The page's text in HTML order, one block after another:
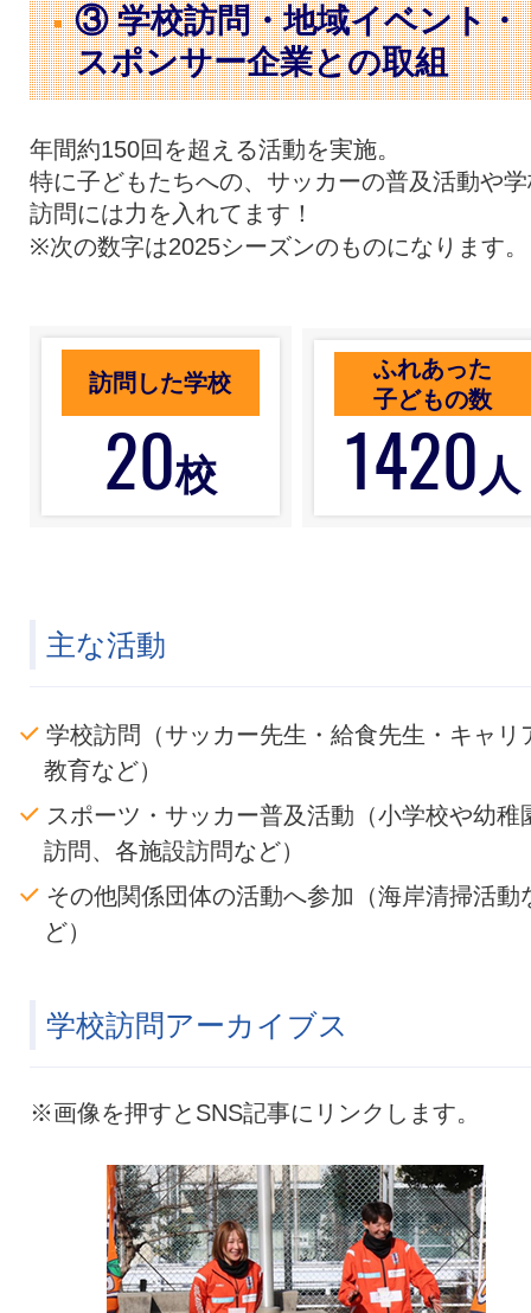
③ 学校訪問・地域イベント・
スポンサー企業との取組
年間約150回を超える活動を実施。
特に子どもたちへの、サッカーの普及活動や
訪問には力を入れてます！
※次の数字は2025シーズンのものになります。
訪問した学校
20校
ふれあった
子どもの数
1420 人
主な活動
学校訪問（サッカー先生・給食先生・キャリ
教育など）
スポーツ・サッカー普及活動（小学校や幼稚
訪問、各施設訪問など）
その他関係団体の活動へ参加（海岸清掃活動
ど）
学校訪問アーカイブス
※画像を押すとSNS記事にリンクします。